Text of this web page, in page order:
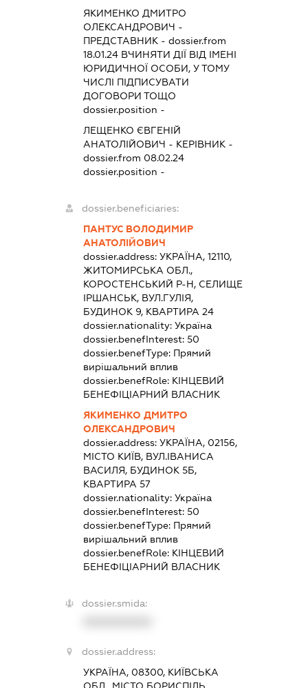
ЯКИМЕНКО ДМИТРО
ОЛЕКСАНДРОВИЧ -
ПРЕДСТАВНИК- dossier.from
18.01.24ВЧИНЯТИ ДІЇ ВІД ІМЕНІ
ЮРИДИЧНОЇ ОСОБИ, У ТОМУ
ЧИСЛІ ПІДПИСУВАТИ
ДОГОВОРИ ТОЩО
dossier.position -
ЛЕЩЕНКО ЄВГЕНІЙ
АНАТОЛІЙОВИЧ - КЕРІВНИК-
dossier.from 08.02.24
dossier.position -
dossier.beneficiaries:
ПАНТУС ВОЛОДИМИР
АНАТОЛІЙОВИЧ
dossier.address: УКРАЇНА, 12110,
ЖИТОМИРСЬКА ОБЛ.,
КОРОСТЕНСЬКИЙ Р-Н, СЕЛИЩЕ
ІРШАНСЬК, ВУЛ.ГУЛІЯ,
БУДИНОК 9, КВАРТИРА 24
dossier.nationality: Україна
dossier.benefInterest: 50
dossier.benefType: Прямий
вирішальний вплив
dossier.benefRole: КІНЦЕВИЙ
БЕНЕФІЦІАРНИЙ ВЛАСНИК
ЯКИМЕНКО ДМИТРО
ОЛЕКСАНДРОВИЧ
dossier.address: УКРАЇНА, 02156,
МІСТО КИЇВ, ВУЛ.ІВАНИСА
ВАСИЛЯ, БУДИНОК 5Б,
КВАРТИРА 57
dossier.nationality: Україна
dossier.benefInterest: 50
dossier.benefType: Прямий
вирішальний вплив
dossier.benefRole: КІНЦЕВИЙ
БЕНЕФІЦІАРНИЙ ВЛАСНИК
dossier.smida:
dossier.address:
УКРАЇНА, 08300, КИЇВСЬКА